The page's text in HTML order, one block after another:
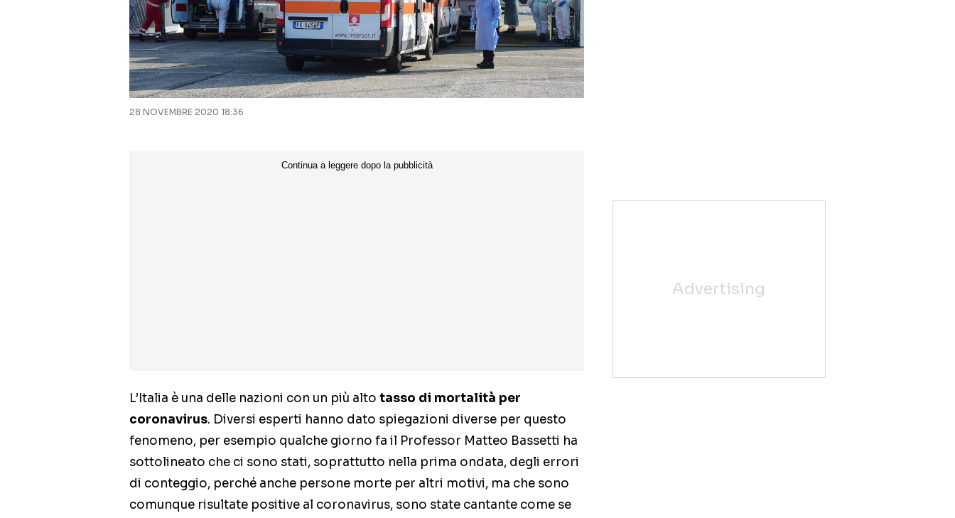
28 NOVEMBRE 2020 18:36
L’Italia è una delle nazioni con un più alto tasso di mortalità per
coronavirus. Diversi esperti hanno dato spiegazioni diverse per questo
fenomeno, per esempio qualche giorno fa il Professor Matteo Bassetti ha
sottolineato che ci sono stati, soprattutto nella prima ondata, degli errori
di conteggio, perché anche persone morte per altri motivi, ma che sono
comunque risultate positive al coronavirus, sono state cantante come se